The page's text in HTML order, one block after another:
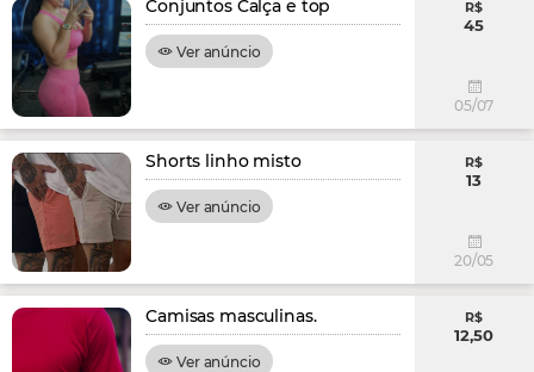
Conjuntos Calça e top
Ver anúncio
R$
45
05/07
Shorts linho misto
Ver anúncio
R$
13
20/05
Camisas masculinas.
Ver anúncio
R$
12,50